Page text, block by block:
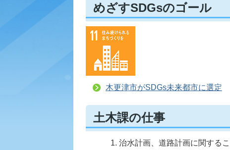
めざすSDGsのゴール
木更津市がSDGs未来都市に選定
土木課の仕事
治水計画、道路計画に関するこ